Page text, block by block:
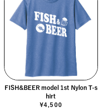
FISH&BEER model 1st Nylon T-s
hirt
¥4,500